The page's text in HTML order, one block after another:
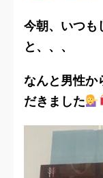
今朝、いつも
と、、、
なんと男性か
だきました